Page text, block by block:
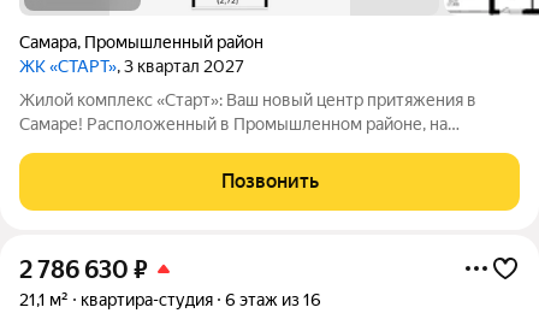
Самара, Промышленный район
ЖК «СТАРТ», 3 квартал 2027
Жилой комплекс «Старт»: Ваш новый центр притяжения в
Самаре! Расположенный в Промышленном районе, на
«Старт» предлагает современное жилье для активной жизни.
Комплекс включает в себя отдельно
Позвонить
2 786 630 ₽
21,1 м² квартира-студия 6 этаж из 16